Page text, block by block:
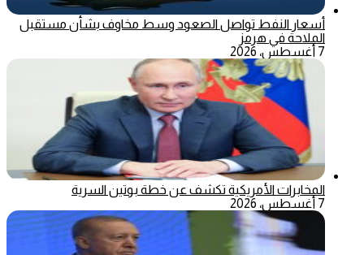
أسعار النفط تواصل الصعود وسط مخاوف بشأن مستقبل
الملاحة في هرمز
7 أغسطس، 2026
المخابرات الأمريكية تكشف عن خطة بوتين السرية
7 أغسطس، 2026